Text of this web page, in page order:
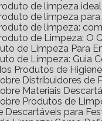
de limpeza
de limpeza
de limpeza:
de Limpeza: O
de Limpeza Para
de Limpeza: Guia
Produtos de
Distribuidores
Materiais
Produtos de
Descartáveis para